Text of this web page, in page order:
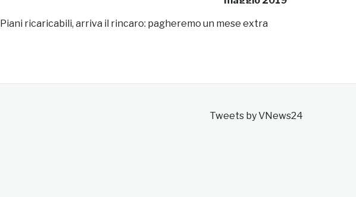
Piani ricaricabili, arriva il rincaro: pagheremo un mese extra
Tweets by VNews24